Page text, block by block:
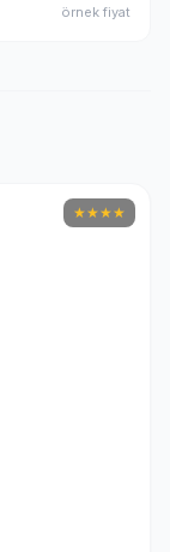
örnek fiyat
★★★★